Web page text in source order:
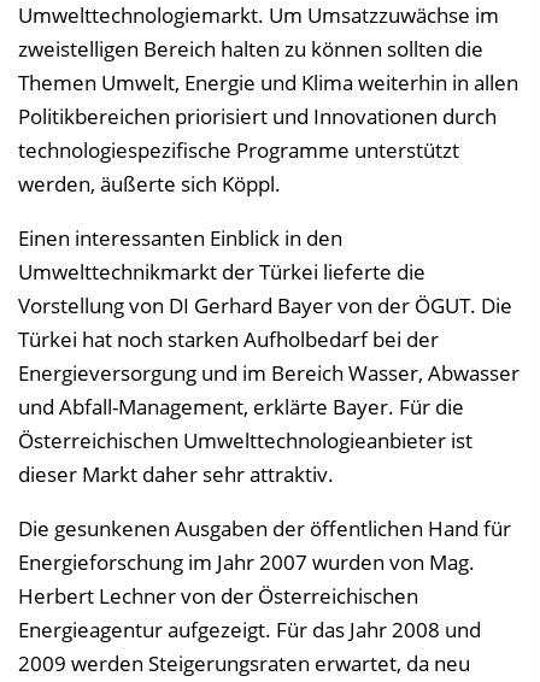
e
i
n
b
e
Umwelttechnologiemarkt. Um Umsatzzuwächse im
zweistelligen Bereich halten zu können sollten die
Themen Umwelt, Energie und Klima weiterhin in allen
Politikbereichen priorisiert und Innovationen durch
technologiespezifische Programme unterstützt
werden, äußerte sich Köppl.
Einen interessanten Einblick in den
Umwelttechnikmarkt der Türkei lieferte die
Vorstellung von DI Gerhard Bayer von der ÖGUT. Die
Türkei hat noch starken Aufholbedarf bei der
Energieversorgung und im Bereich Wasser, Abwasser
und Abfall-Management, erklärte Bayer. Für die
Österreichischen Umwelttechnologieanbieter ist
dieser Markt daher sehr attraktiv.
Die gesunkenen Ausgaben der öffentlichen Hand für
Energieforschung im Jahr 2007 wurden von Mag.
Herbert Lechner von der Österreichischen
Energieagentur aufgezeigt. Für das Jahr 2008 und
2009 werden Steigerungsraten erwartet, da neu